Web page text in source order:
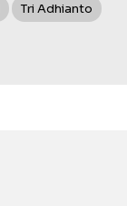
Tri Adhianto